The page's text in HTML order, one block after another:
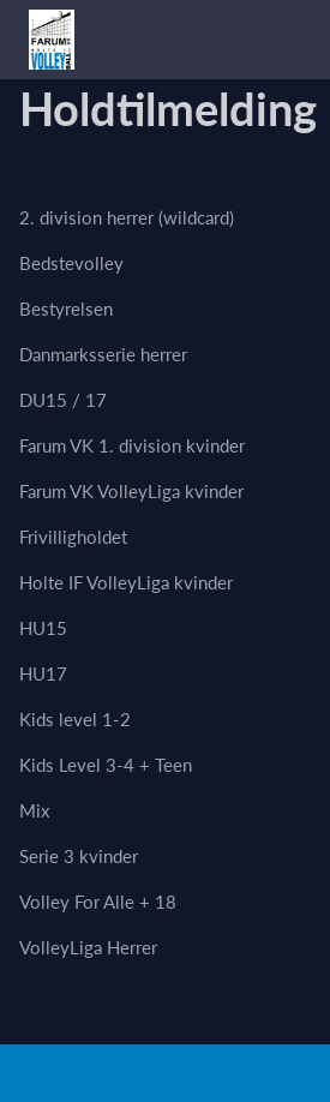
Holdtilmelding
2. division herrer (wildcard)
Bedstevolley
Bestyrelsen
Danmarksserie herrer
DU15 / 17
Farum VK 1. division kvinder
Farum VK VolleyLiga kvinder
Frivilligholdet
Holte IF VolleyLiga kvinder
HU15
HU17
Kids level 1-2
Kids Level 3-4 + Teen
Mix
Serie 3 kvinder
Volley For Alle + 18
VolleyLiga Herrer